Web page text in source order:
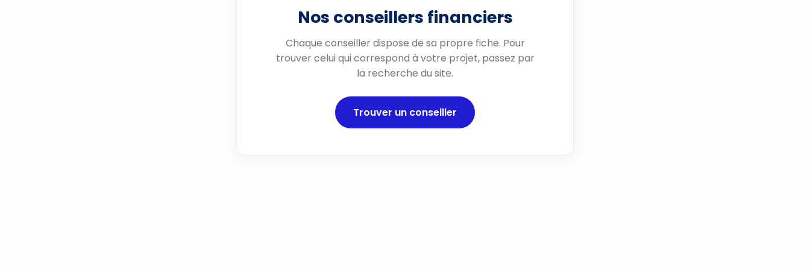
Nos conseillers financiers
Chaque conseiller dispose de sa propre fiche. Pour
trouver celui qui correspond à votre projet, passez par
la recherche du site.
Trouver un conseiller